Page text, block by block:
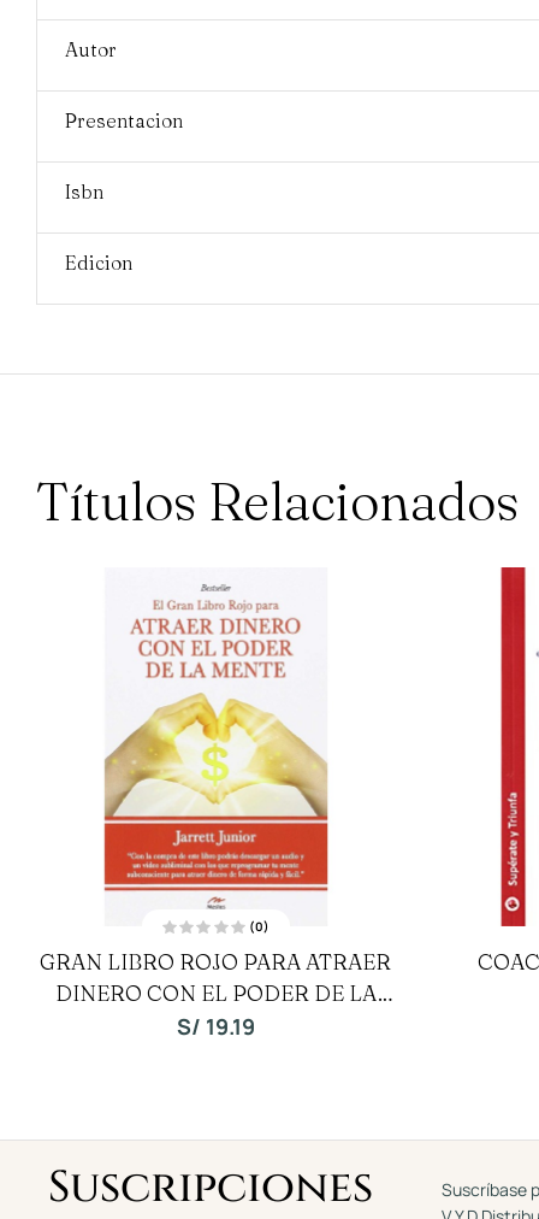
Autor
Presentacion
Isbn
Edicion
Títulos Relacionados
a
l
o
r
(0)
GRAN LIBRO ROJO PARA ATRAER
DINERO CON EL PODER DE LA
MENTE
S/ 19.19
Suscripciones
Suscríbase